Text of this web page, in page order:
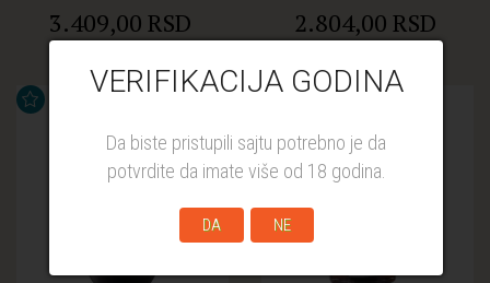
VERIFIKACIJA GODINA
Da biste pristupili sajtu potrebno je da
potvrdite da imate više od 18 godina.
DA NE
3.409,00 RSD 2.804,00 RSD